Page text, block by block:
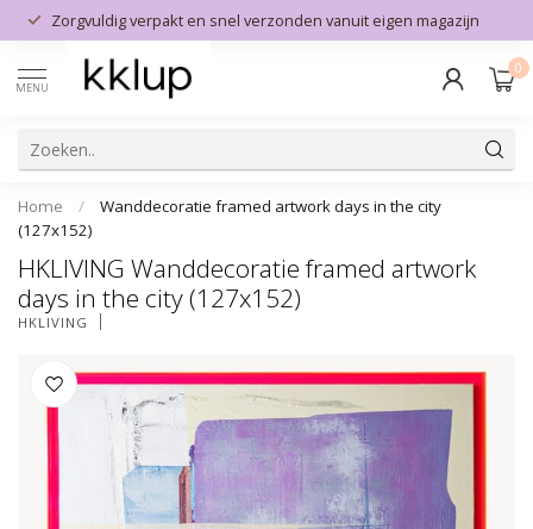
Zorgvuldig verpakt en snel verzonden vanuit eigen magazijn
MENU
0
Home /
Wanddecoratie framed artwork days in the city
(127x152)
HKLIVING Wanddecoratie framed artwork
days in the city (127x152)
HKLIVING